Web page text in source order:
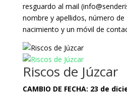
resguardo al mail
nombre y apellidos, número de
nacimiento y un móvil de
Riscos de Júzcar
CAMBIO DE FECHA: 23 de